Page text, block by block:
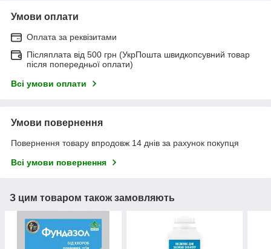
Умови оплати
Оплата за реквізитами
Післяплата від 500 грн (УкрПошта швидкопсувний товар
після попередньої оплати)
Всі умови оплати
Умови повернення
Повернення товару впродовж 14 днів за рахунок покупця
Всі умови повернення
З цим товаром також замовляють